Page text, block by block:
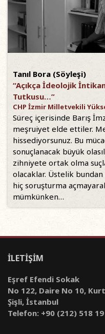
Tanıl Bora (Söyleşi)
“Açıkça İdeolojik
Tutkusu…”
CHP İzmir Milletvekili
Süreç içerisinde Barış
meşruiyet elde ettiler.
hissediyorsunuz. Bu
sonuçlanacak büyük
zihniyete ortak olma
olacaklar. Üstelik bundan
hiç soruşturma
mümkünken…
İLETİŞİM
Eşref Efendi Sokak
No 122, Daire No 10,
Şişli, İstanbul
Telefon: +90 (212) 518